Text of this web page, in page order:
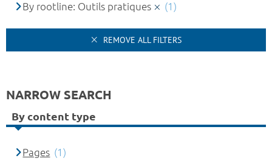
By rootline: Outils pratiques
(1)
REMOVE ALL FILTERS
NARROW SEARCH
By content type
Pages (1)